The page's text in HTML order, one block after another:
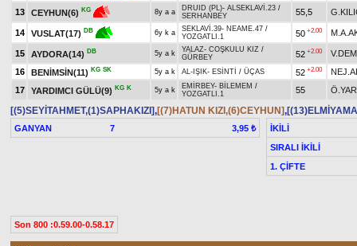
13 CEYHUN(6) KG 8y a a DRUID (PL)- ALSEKLAVİ.23 /
SERHANBEY
55,5
14 VUSLAT(17) DB 6y k a SEKLAVİ.39- NEAME.47 /
YOZGATLI.1
50 +2.00
15 AYDORA(14) DB 5y a k YALAZ- COŞKULU KIZ /
GÜRBEY
52 +2.00
16
BENİMSİN(11) KG SK 5y a k AL-IŞIK- ESİNTİ / ÜÇAS 52 +2.00
17
YARDIMCI GÜLÜ(9) KG K 5y a k EMİRBEY- BİLEMEM /
YOZGATLI.1
55
[(5)SEYİTAHMET,(1)SAPHAKIZI],[(7)HATUN KIZI,(6)CEYHUN],
GANYAN 7 3,95 ₺
İKİLİ
SIRALI İKİLİ
1. ÇİFTE
Son 800 :0.59.00-0.58.17